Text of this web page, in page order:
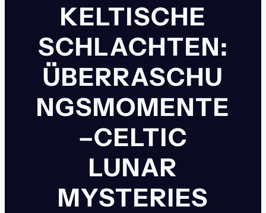
KELTISCHE
SCHLACHTEN:
ÜBERRASCHU
NGSMOMENTE
–CELTIC
LUNAR
MYSTERIES